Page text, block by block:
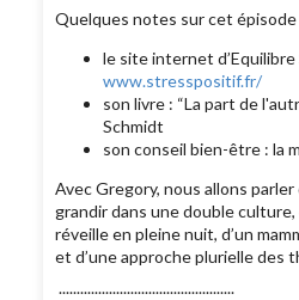
Quelques notes sur cet épisode
le site internet
www.stresspositif.fr/
son livre : “La part de
Schmidt
son conseil bien-être : la
Avec Gregory, nous allons
grandir dans une double
réveille en pleine nuit, d’un
et d’une approche plurielle des
.................................................